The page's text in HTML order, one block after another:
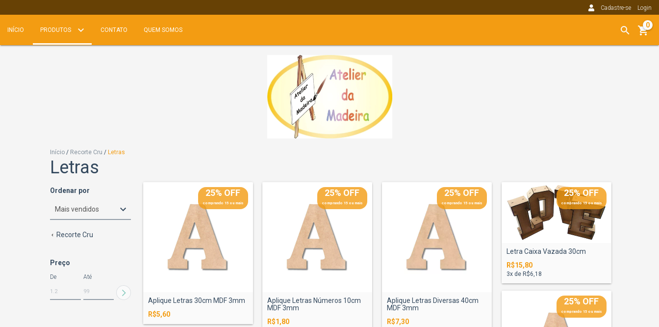
Cadastre-se Login
INÍCIO PRODUTOS CONTATO QUEM SOMOS
0
Início / Recorte Cru / Letras
Letras
Ordenar por
Recorte Cru
Preço
De Até
25% OFF
comprando 15 ou mais
Aplique Letras 30cm MDF 3mm
R$5,60
25% OFF
comprando 15 ou mais
Aplique Letras Números 10cm
MDF 3mm
R$1,80
25% OFF
comprando 15 ou mais
Aplique Letras Diversas 40cm
MDF 3mm
R$7,30
25% OFF
comprando 15 ou mais
Letra Caixa Vazada 30cm
R$15,80
3x de R$6,18
25% OFF
comprando 15 ou mais